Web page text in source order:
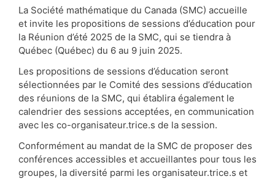
La Société mathématique du Canada (SMC) accueille
et invite les propositions de sessions d’éducation pour
la Réunion d’été 2025 de la SMC, qui se tiendra à
Québec (Québec) du 6 au 9 juin 2025.
Les propositions de sessions d’éducation seront
sélectionnées par le Comité des sessions d’éducation
des réunions de la SMC, qui établira également le
calendrier des sessions acceptées, en communication
avec les co-organisateur.trice.s de la session.
Conformément au mandat de la SMC de proposer des
conférences accessibles et accueillantes pour tous les
groupes, la diversité parmi les organisateur.trice.s et